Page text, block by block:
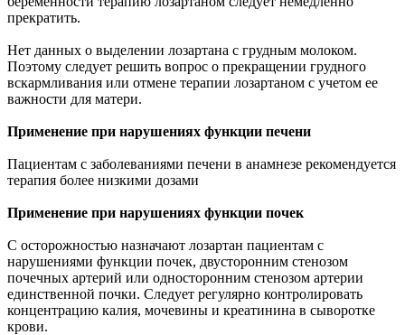
прекратить.
Нет данных о выделении лозартана с грудным молоком.
Поэтому следует решить вопрос о прекращении грудного
вскармливания или отмене терапии лозартаном с учетом ее
важности для матери.
Применение при нарушениях функции печени
Пациентам с заболеваниями печени в анамнезе рекомендуется
терапия более низкими дозами
Применение при нарушениях функции почек
С осторожностью назначают лозартан пациентам с
нарушениями функции почек, двусторонним стенозом
почечных артерий или односторонним стенозом артерии
единственной почки. Следует регулярно контролировать
концентрацию калия, мочевины и креатинина в сыворотке
крови.